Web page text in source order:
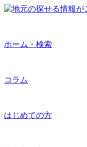
ホーム・検索
コラム
はじめての方